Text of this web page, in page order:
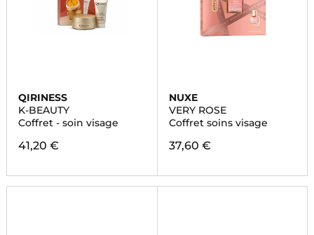
QIRINESS
K-BEAUTY
Coffret - soin visage
41,20 €
NUXE
VERY ROSE
Coffret soins visage
37,60 €